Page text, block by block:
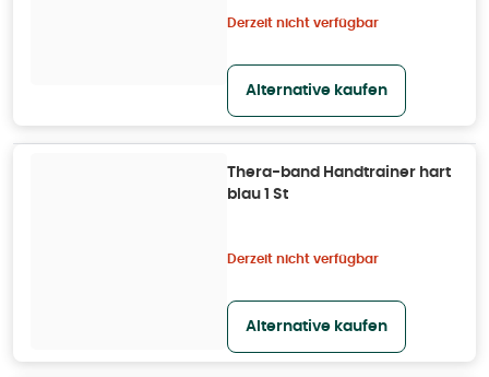
Derzeit nicht verfügbar
Alternative kaufen
Thera-band Handtrainer hart
blau 1 St
Derzeit nicht verfügbar
Alternative kaufen